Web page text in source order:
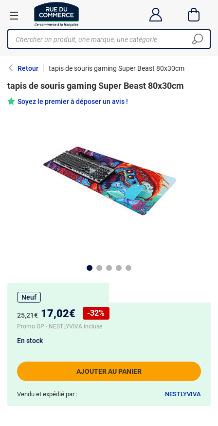
Retour tapis de souris gaming Super Beast 80x30cm
tapis de souris gaming Super Beast 80x30cm
Soyez le premier à déposer un avis !
Neuf
Ancien prix :
25,21€ Nouveau prix :
17,02€
Réduction de :
-32%
Promo OP - NESTLYVIVA incluse
AJOUTER AU PANIER
En stock
Vendu et expédié par : NESTLYVIVA